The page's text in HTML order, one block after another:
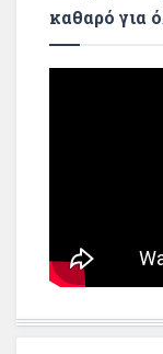
καθαρό για